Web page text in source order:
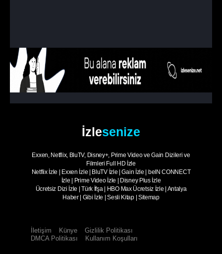
İzlesenize
Exxen, Netflix, BluTV, Disney+, Prime Video ve Gain Dizileri ve
Filmleri Full HD İzle
Netflix İzle | Exxen İzle | BluTV İzle |Gain İzle | beIN CONNECT
İzle | Prime Video İzle | Disney Plus İzle
Ücretsiz Dizi İzle |Türk İfşa | HBO Max Ücretsiz İzle | Antalya
Haber| Gibi İzle |Sesli Kitap| Sitemap
İletişim Künye
Gizlilik Politikası
DMCA Politikası
Kullanım Koşulları